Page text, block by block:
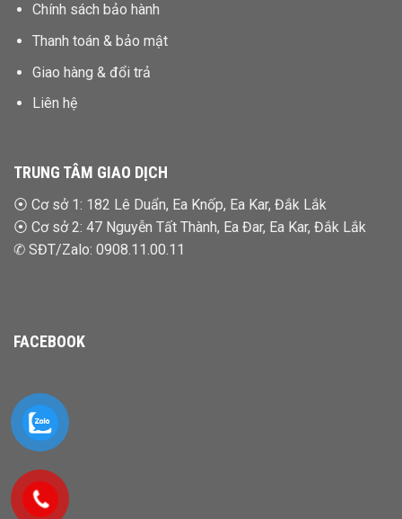
Chính sách bảo hành
Thanh toán & bảo mật
Giao hàng & đổi trả
Liên hệ
TRUNG TÂM GIAO DỊCH
⦿ Cơ sở 1: 182 Lê Duẩn, Ea Knốp, Ea Kar, Đắk Lắk
⦿ Cơ sở 2: 47 Nguyễn Tất Thành, Ea Đar, Ea Kar, Đắk Lắk
✆ SĐT/Zalo: 0908.11.00.11
FACEBOOK